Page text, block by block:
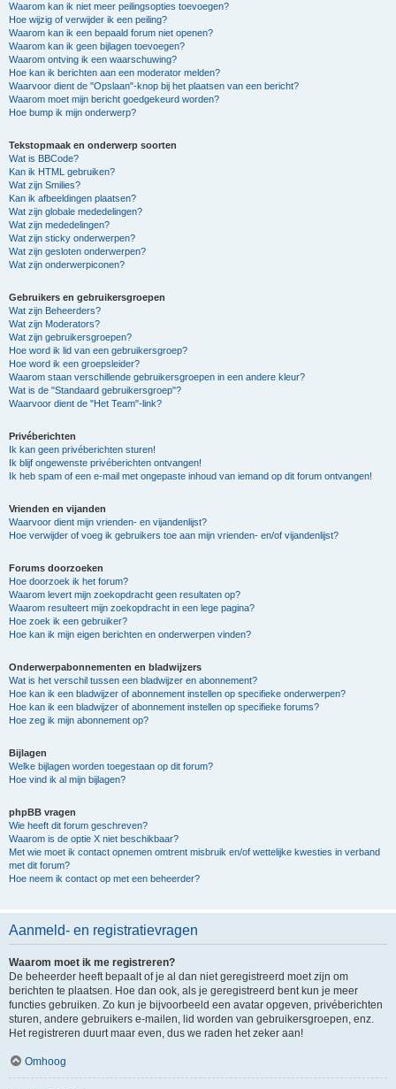
Waarom kan ik niet meer peilingsopties toevoegen?
Hoe wijzig of verwijder ik een peiling?
Waarom kan ik een bepaald forum niet openen?
Waarom kan ik geen bijlagen toevoegen?
Waarom ontving ik een waarschuwing?
Hoe kan ik berichten aan een moderator melden?
Waarvoor dient de "Opslaan"-knop bij het plaatsen van een bericht?
Waarom moet mijn bericht goedgekeurd worden?
Hoe bump ik mijn onderwerp?
Tekstopmaak en onderwerp soorten
Wat is BBCode?
Kan ik HTML gebruiken?
Wat zijn Smilies?
Kan ik afbeeldingen plaatsen?
Wat zijn globale mededelingen?
Wat zijn mededelingen?
Wat zijn sticky onderwerpen?
Wat zijn gesloten onderwerpen?
Wat zijn onderwerpiconen?
Gebruikers en gebruikersgroepen
Wat zijn Beheerders?
Wat zijn Moderators?
Wat zijn gebruikersgroepen?
Hoe word ik lid van een gebruikersgroep?
Hoe word ik een groepsleider?
Waarom staan verschillende gebruikersgroepen in een andere kleur?
Wat is de "Standaard gebruikersgroep"?
Waarvoor dient de "Het Team"-link?
Privéberichten
Ik kan geen privéberichten sturen!
Ik blijf ongewenste privéberichten ontvangen!
Ik heb spam of een e-mail met ongepaste inhoud van iemand op dit forum ontvangen!
Vrienden en vijanden
Waarvoor dient mijn vrienden- en vijandenlijst?
Hoe verwijder of voeg ik gebruikers toe aan mijn vrienden- en/of vijandenlijst?
Forums doorzoeken
Hoe doorzoek ik het forum?
Waarom levert mijn zoekopdracht geen resultaten op?
Waarom resulteert mijn zoekopdracht in een lege pagina?
Hoe zoek ik een gebruiker?
Hoe kan ik mijn eigen berichten en onderwerpen vinden?
Onderwerpabonnementen en bladwijzers
Wat is het verschil tussen een bladwijzer en abonnement?
Hoe kan ik een bladwijzer of abonnement instellen op specifieke onderwerpen?
Hoe kan ik een bladwijzer of abonnement instellen op specifieke forums?
Hoe zeg ik mijn abonnement op?
Bijlagen
Welke bijlagen worden toegestaan op dit forum?
Hoe vind ik al mijn bijlagen?
phpBB vragen
Wie heeft dit forum geschreven?
Waarom is de optie X niet beschikbaar?
Met wie moet ik contact opnemen omtrent misbruik en/of wettelijke kwesties in verband
met dit forum?
Hoe neem ik contact op met een beheerder?
Aanmeld- en registratievragen
Waarom moet ik me registreren?
De beheerder heeft bepaalt of je al dan niet geregistreerd moet zijn om
berichten te plaatsen. Hoe dan ook, als je geregistreerd bent kun je meer
functies gebruiken. Zo kun je bijvoorbeeld een avatar opgeven, privéberichten
sturen, andere gebruikers e-mailen, lid worden van gebruikersgroepen, enz.
Het registreren duurt maar even, dus we raden het zeker aan!
Omhoog